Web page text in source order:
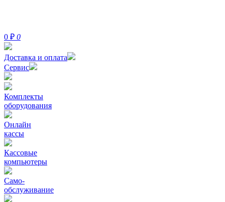
0 ₽ 0
Доставка и оплата
Сервис
Комплекты
оборудования
Онлайн
кассы
Кассовые
компьютеры
Само-
обслуживание